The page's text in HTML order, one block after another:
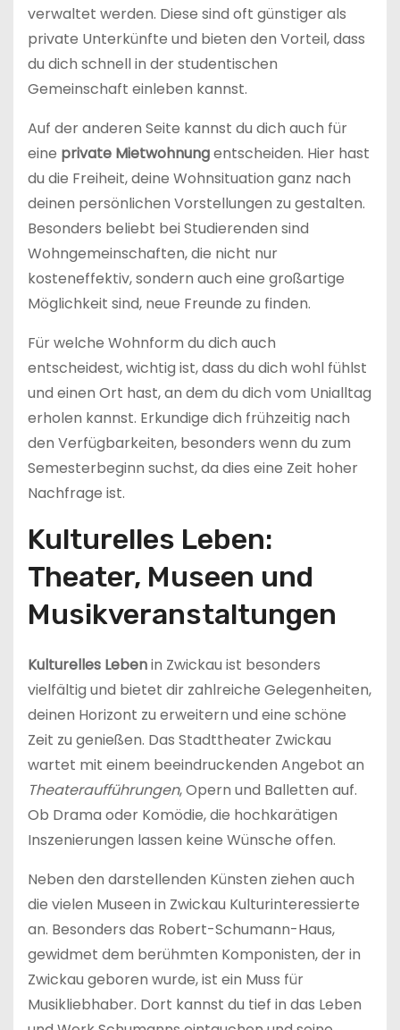
verwaltet werden. Diese sind oft günstiger als
private Unterkünfte und bieten den Vorteil, dass
du dich schnell in der studentischen
Gemeinschaft einleben kannst.
Auf der anderen Seite kannst du dich auch für
eine private Mietwohnungentscheiden. Hier hast
du die Freiheit, deine Wohnsituation ganz nach
deinen persönlichen Vorstellungen zu gestalten.
Besonders beliebt bei Studierenden sind
Wohngemeinschaften, die nicht nur
kosteneffektiv, sondern auch eine großartige
Möglichkeit sind, neue Freunde zu finden.
Für welche Wohnform du dich auch
entscheidest, wichtig ist, dass du dich wohl fühlst
und einen Ort hast, an dem du dich vom Unialltag
erholen kannst. Erkundige dich frühzeitig nach
den Verfügbarkeiten, besonders wenn du zum
Semesterbeginn suchst, da dies eine Zeit hoher
Nachfrage ist.
Kulturelles Leben:
Theater, Museen und
Musikveranstaltungen
Kulturelles Lebenin Zwickau ist besonders
vielfältig und bietet dir zahlreiche Gelegenheiten,
deinen Horizont zu erweitern und eine schöne
Zeit zu genießen. Das Stadttheater Zwickau
wartet mit einem beeindruckenden Angebot an
Theateraufführungen, Opern und Balletten auf.
Ob Drama oder Komödie, die hochkarätigen
Inszenierungen lassen keine Wünsche offen.
Neben den darstellenden Künsten ziehen auch
die vielen Museen in Zwickau Kulturinteressierte
an. Besonders das Robert-Schumann-Haus,
gewidmet dem berühmten Komponisten, der in
Zwickau geboren wurde, ist ein Muss für
Musikliebhaber. Dort kannst du tief in das Leben